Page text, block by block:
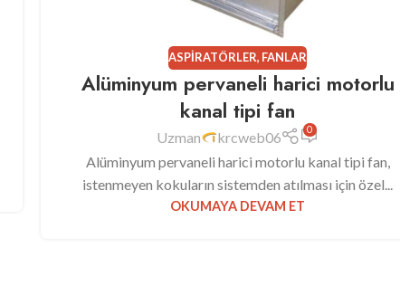
ASPIRATÖRLER, FANLAR
Alüminyum pervaneli harici motorlu
kanal tipi fan
Uzman krcweb06 0
Alüminyum pervaneli harici motorlu kanal tipi fan,
istenmeyen kokuların sistemden atılması için özel...
OKUMAYA DEVAM ET